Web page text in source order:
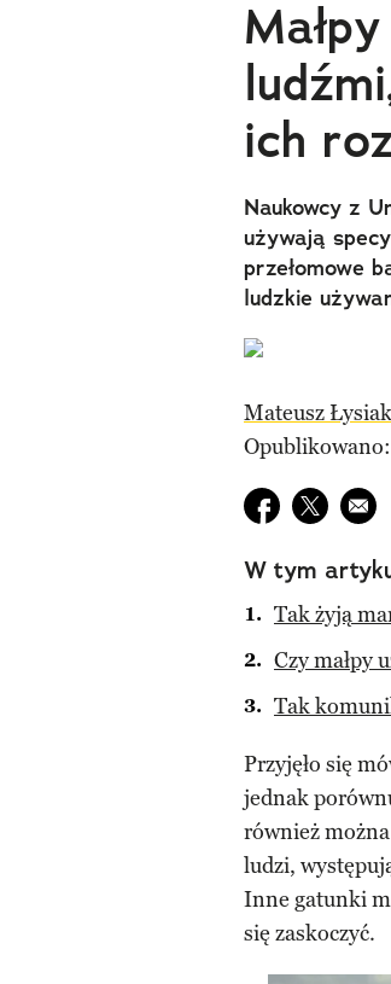
ich
Naukowcy z
używają
przełomowe
ludzkie
Mateusz Łysiak
Udostępnij na
E-
W tym
Tak żyją
Czy małpy
Tak
Przyjęło się
jednak
również
ludzi,
Inne gatunki
się zaskoczyć.